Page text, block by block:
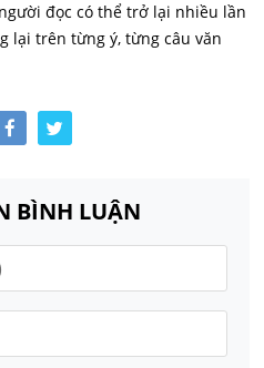
đọc có thể trở lại nhiều lần
lại trên từng ý, từng câu văn
BÌNH LUẬN